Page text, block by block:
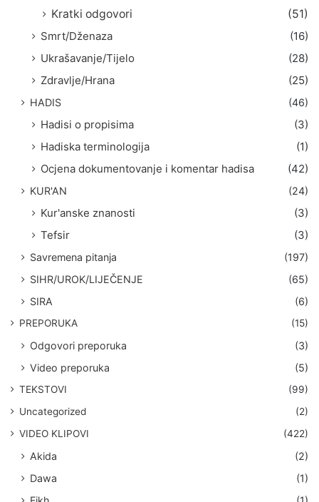
Kratki odgovori
(51)
Smrt/Dženaza
(16)
Ukrašavanje/Tijelo
(28)
Zdravlje/Hrana
(25)
HADIS (46)
Hadisi o propisima
(3)
Hadiska terminologija
(1)
Ocjena dokumentovanje i komentar hadisa
(42)
KUR'AN (24)
Kur'anske znanosti
(3)
Tefsir
(3)
Savremena pitanja
(197)
SIHR/UROK/LIJEČENJE
(65)
SIRA
(6)
PREPORUKA (15)
Odgovori preporuka
(3)
Video preporuka
(5)
TEKSTOVI
(99)
Uncategorized
(2)
VIDEO KLIPOVI
(422)
Akida
(2)
Dawa
(1)